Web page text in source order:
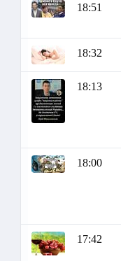
18:51
18:32
18:13
18:00
17:42